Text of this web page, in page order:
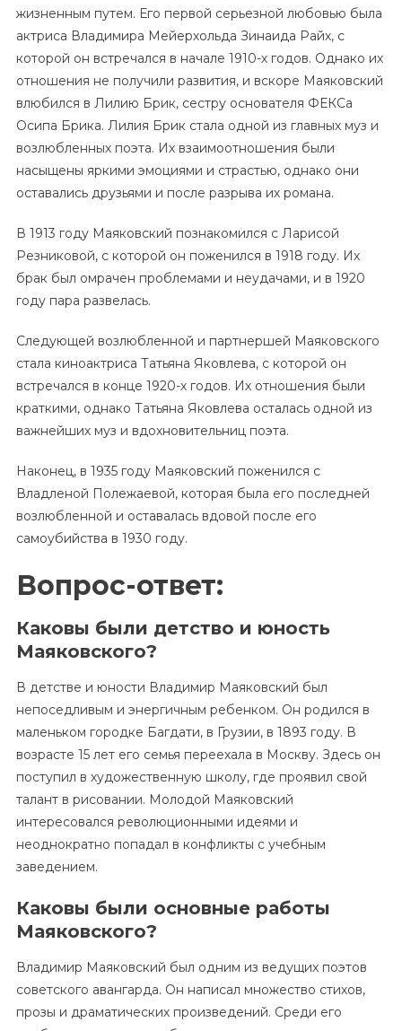
жизненным путем. Его первой серьезной любовью была
актриса Владимира Мейерхольда Зинаида Райх, с
которой он встречался в начале 1910-х годов. Однако их
отношения не получили развития, и вскоре Маяковский
влюбился в Лилию Брик, сестру основателя ФЕКСа
Осипа Брика. Лилия Брик стала одной из главных муз и
возлюбленных поэта. Их взаимоотношения были
насыщены яркими эмоциями и страстью, однако они
оставались друзьями и после разрыва их романа.
В 1913 году Маяковский познакомился с Ларисой
Резниковой, с которой он поженился в 1918 году. Их
брак был омрачен проблемами и неудачами, и в 1920
году пара развелась.
Следующей возлюбленной и партнершей Маяковского
стала киноактриса Татьяна Яковлева, с которой он
встречался в конце 1920-х годов. Их отношения были
краткими, однако Татьяна Яковлева осталась одной из
важнейших муз и вдохновительниц поэта.
Наконец, в 1935 году Маяковский поженился с
Владленой Полежаевой, которая была его последней
возлюбленной и оставалась вдовой после его
самоубийства в 1930 году.
Вопрос-ответ:
Каковы были детство и юность
Маяковского?
В детстве и юности Владимир Маяковский был
непоседливым и энергичным ребенком. Он родился в
маленьком городке Багдати, в Грузии, в 1893 году. В
возрасте 15 лет его семья переехала в Москву. Здесь он
поступил в художественную школу, где проявил свой
талант в рисовании. Молодой Маяковский
интересовался революционными идеями и
неоднократно попадал в конфликты с учебным
заведением.
Каковы были основные работы
Маяковского?
Владимир Маяковский был одним из ведущих поэтов
советского авангарда. Он написал множество стихов,
прозы и драматических произведений. Среди его